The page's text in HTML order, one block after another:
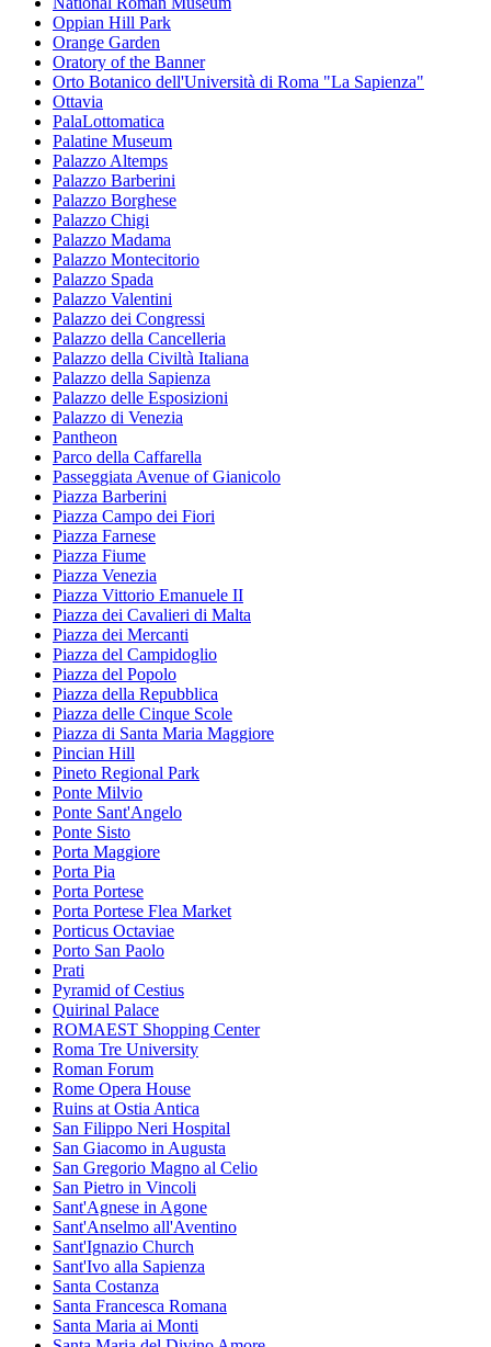
Oppian Hill Park
Orange Garden
Oratory of the Banner
Orto Botanico dell'Università di Roma "La Sapienza"
Ottavia
PalaLottomatica
Palatine Museum
Palazzo Altemps
Palazzo Barberini
Palazzo Borghese
Palazzo Chigi
Palazzo Madama
Palazzo Montecitorio
Palazzo Spada
Palazzo Valentini
Palazzo dei Congressi
Palazzo della Cancelleria
Palazzo della Civiltà Italiana
Palazzo della Sapienza
Palazzo delle Esposizioni
Palazzo di Venezia
Pantheon
Parco della Caffarella
Passeggiata Avenue of Gianicolo
Piazza Barberini
Piazza Campo dei Fiori
Piazza Farnese
Piazza Fiume
Piazza Venezia
Piazza Vittorio Emanuele II
Piazza dei Cavalieri di Malta
Piazza dei Mercanti
Piazza del Campidoglio
Piazza del Popolo
Piazza della Repubblica
Piazza delle Cinque Scole
Piazza di Santa Maria Maggiore
Pincian Hill
Pineto Regional Park
Ponte Milvio
Ponte Sant'Angelo
Ponte Sisto
Porta Maggiore
Porta Pia
Porta Portese
Porta Portese Flea Market
Porticus Octaviae
Porto San Paolo
Prati
Pyramid of Cestius
Quirinal Palace
ROMAEST Shopping Center
Roma Tre University
Roman Forum
Rome Opera House
Ruins at Ostia Antica
San Filippo Neri Hospital
San Giacomo in Augusta
San Gregorio Magno al Celio
San Pietro in Vincoli
Sant'Agnese in Agone
Sant'Anselmo all'Aventino
Sant'Ignazio Church
Sant'Ivo alla Sapienza
Santa Costanza
Santa Francesca Romana
Santa Maria ai Monti